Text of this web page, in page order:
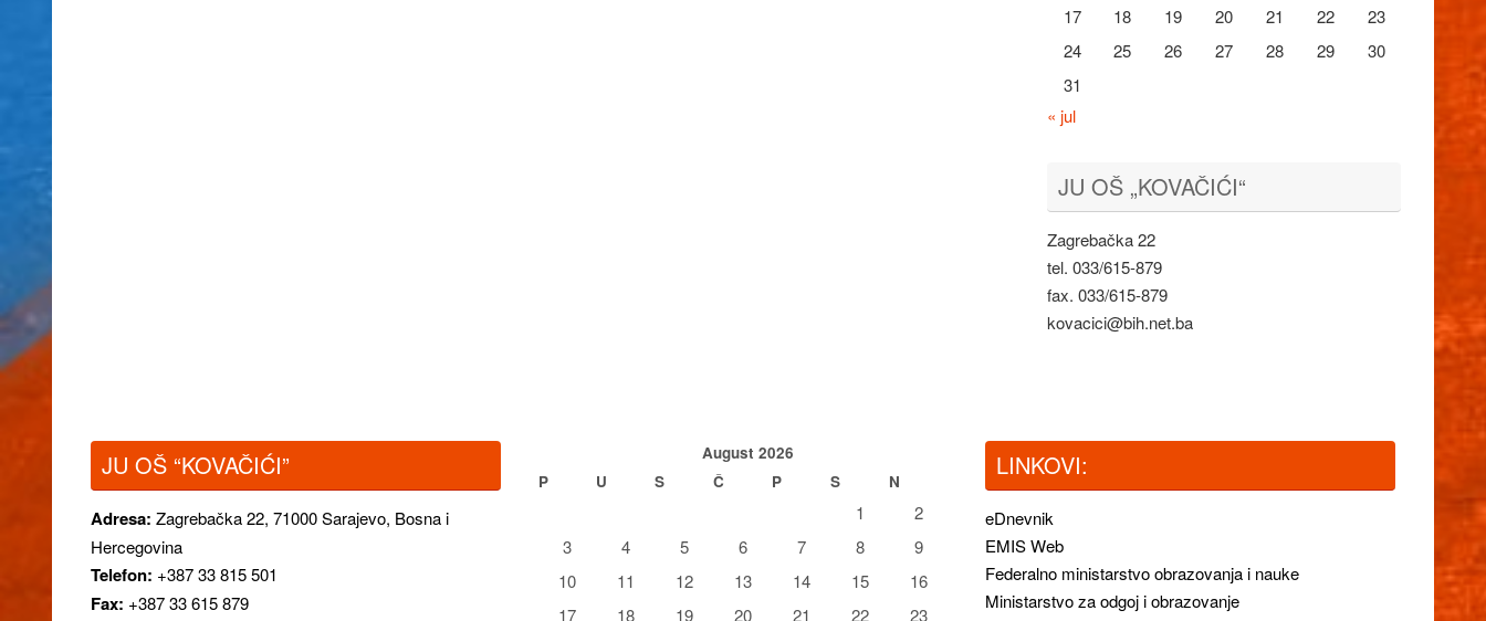
17
18 19 20 21 22
23
24
25 26 27 28 29
30
31
« jul
JU OŠ „KOVAČIĆI“
Zagrebačka 22
tel. 033/615-879
fax. 033/615-879
kovacici@bih.net.ba
JU OŠ “KOVAČIĆI”
Adresa: Zagrebačka 22, 71000 Sarajevo, Bosna i
Hercegovina
Telefon: +387 33 815 501
Fax: +387 33 615 879
August 2026
P
U S Č P S N
1
2
3
4 5 6 7 8
9
10
11 12 13 14 15
16
17
18 19 20 21 22 23
LINKOVI:
eDnevnik
EMIS Web
Federalno ministarstvo obrazovanja i nauke
Ministarstvo za odgoj i obrazovanje